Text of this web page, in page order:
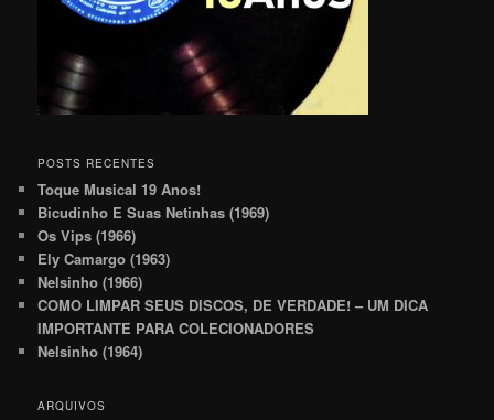
POSTS RECENTES
Toque Musical 19 Anos!
Bicudinho E Suas Netinhas (1969)
Os Vips (1966)
Ely Camargo (1963)
Nelsinho (1966)
COMO LIMPAR SEUS DISCOS, DE VERDADE! – UM DICA
IMPORTANTE PARA COLECIONADORES
Nelsinho (1964)
ARQUIVOS